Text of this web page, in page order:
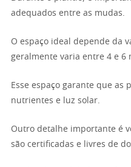
adequados entre as mudas.
O espaço ideal depende da
geralmente varia entre 4 e 6
Esse espaço garante que as
nutrientes e luz solar.
Outro detalhe importante é
são certificadas e livres de